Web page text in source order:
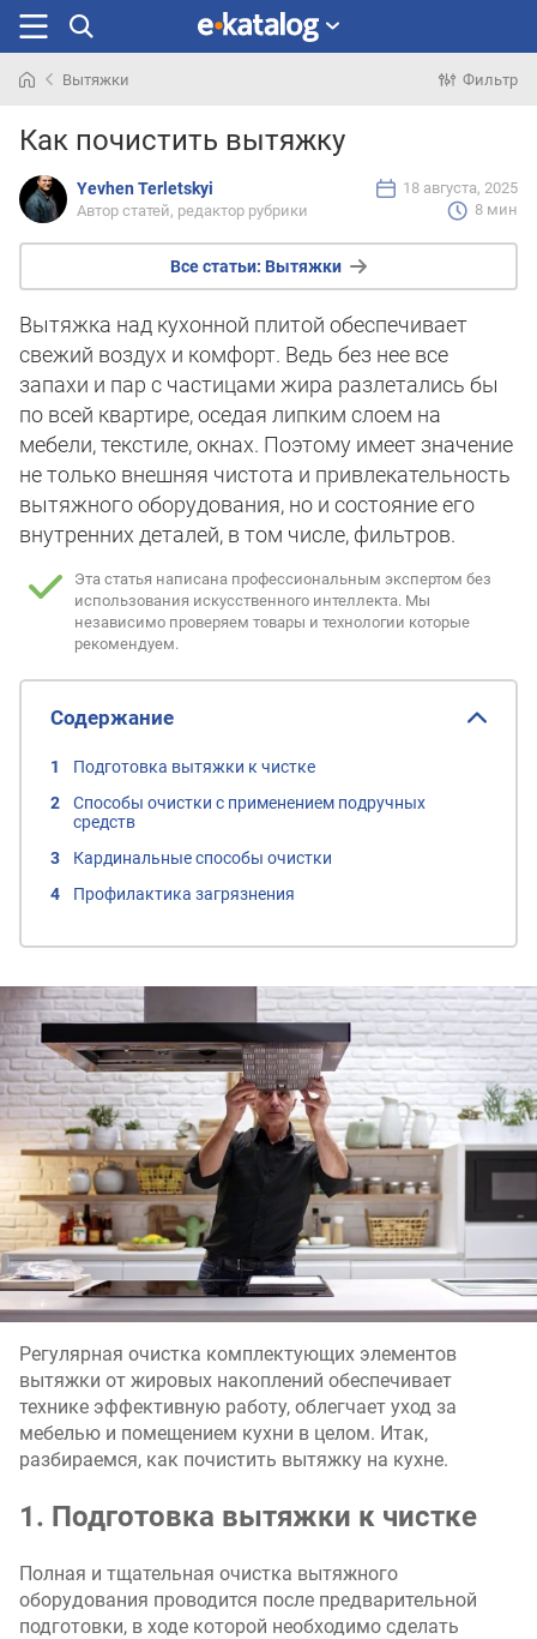
раньше
Вытяжки Фильтр
Как почистить вытяжку
Yevhen Terletskyi
Автор статей, редактор рубрики 8 мин
18 августа, 2025
Все статьи: Вытяжки
Вытяжка над кухонной плитой обеспечивает
свежий воздух и комфорт. Ведь без нее все
запахи и пар с частицами жира разлетались бы
по всей квартире, оседая липким слоем на
мебели, текстиле, окнах. Поэтому имеет значение
не только внешняя чистота и привлекательность
вытяжного оборудования, но и состояние его
внутренних деталей, в том числе, фильтров.
Эта статья написана профессиональным экспертом без
использования искусственного интеллекта. Мы
независимо проверяем товары и технологии которые
рекомендуем.
Содержание
Подготовка вытяжки к чистке
Способы очистки с применением подручных
средств
Кардинальные способы очистки
Профилактика загрязнения
Регулярная очистка комплектующих элементов
вытяжки от жировых накоплений обеспечивает
технике эффективную работу, облегчает уход за
мебелью и помещением кухни в целом. Итак,
разбираемся, как почистить вытяжку на кухне.
1. Подготовка вытяжки к чистке
Полная и тщательная очистка вытяжного
оборудования проводится после предварительной
подготовки, в ходе которой необходимо сделать